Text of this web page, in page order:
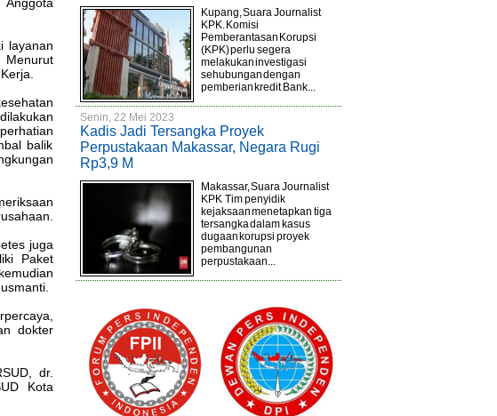
Kupang, Suara Journalist
KPK. Komisi
Pemberantasan Korupsi
(KPK) perlu segera
melakukan investigasi
sehubungan dengan
pemberian kredit Bank...
Senin, 22 Mei 2023
Kadis Jadi Tersangka Proyek
Perpustakaan Makassar, Negara Rugi
Rp3,9 M
Makassar, Suara Journalist
KPK Tim penyidik
kejaksaan menetapkan tiga
tersangka dalam kasus
dugaan korupsi proyek
pembangunan
perpustakaan...
layanan
Menurut
balik
juga
Paket
dokter
dr.
Kota